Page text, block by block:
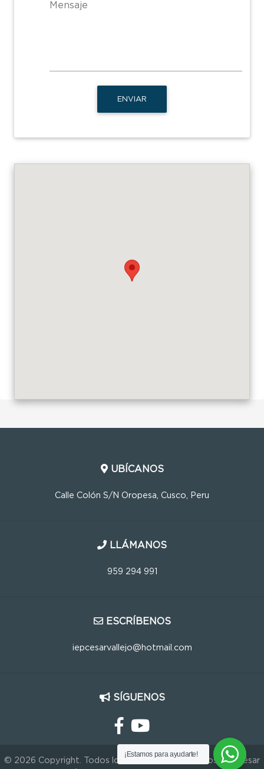
Mensaje
UBÍCANOS
Calle Colón S/N Oropesa, Cusco, Peru
LLÁMANOS
959 294 991
ESCRÍBENOS
iepcesarvallejo@hotmail.com
SÍGUENOS
© 2026 Copyright. Todos los Derechos Reservados IEP César
¡Estamos para ayudarte!